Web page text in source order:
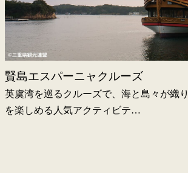
賢島エスパーニャクルーズ
英虞湾を巡るクルーズで、海と島々が織
を楽しめる人気アクティビテ…